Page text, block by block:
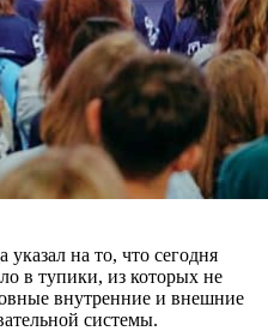
на то, что сегодня
в тупики, из которых не
внутренние и внешние
системы.